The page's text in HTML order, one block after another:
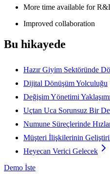
More time available for
Improved collaboration
Bu hikayede
Hazır Giyim Sektöründe
Dijital Dönüşüm Yolculuğu
Değişim Yönetimi Yaklaşımı
Uçtan Uca Sorunsuz Bir
Numune Süreçlerinde
Müşteri İlişkilerinin
Heyecan Verici Gelecek
Demo İste